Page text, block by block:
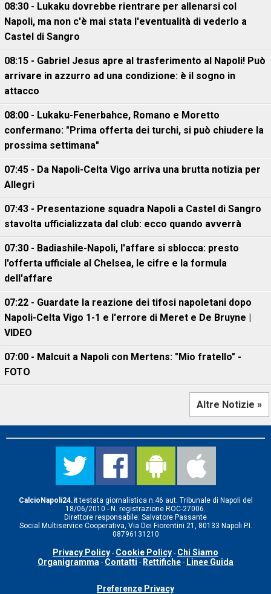
08:30 - Lukaku dovrebbe rientrare per allenarsi col
Napoli, ma non c'è mai stata l'eventualità di vederlo a
Castel di Sangro
08:15 - Gabriel Jesus apre al trasferimento al Napoli! Può
arrivare in azzurro ad una condizione: è il sogno in
attacco
08:00 - Lukaku-Fenerbahce, Romano e Moretto
confermano: "Prima offerta dei turchi, si può chiudere la
prossima settimana"
07:45 - Da Napoli-Celta Vigo arriva una brutta notizia per
Allegri
07:43 - Presentazione squadra Napoli a Castel di Sangro
stavolta ufficializzata dal club: ecco quando avverrà
07:30 - Badiashile-Napoli, l'affare si sblocca: presto
l'offerta ufficiale al Chelsea, le cifre e la formula
dell'affare
07:22 - Guardate la reazione dei tifosi napoletani dopo
Napoli-Celta Vigo 1-1 e l'errore di Meret e De Bruyne |
VIDEO
07:00 - Malcuit a Napoli con Mertens: "Mio fratello" -
FOTO
Altre Notizie »
CalcioNapoli24.ittestata giornalistica n.46 aut. Tribunale di Napoli del
18/06/2010 - N. registrazione ROC-27006.
Direttore responsabile: Salvatore Passante
Social Multiservice Cooperativa, Via Dei Fiorentini 21, 80133 Napoli P.I.
08796131210
Privacy Policy - Cookie Policy - Chi Siamo
Organigramma - Contatti - Rettifiche - Linee Guida
Preferenze Privacy